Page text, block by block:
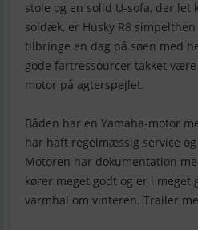
stole og en solid U-sofa, der
soldæk, er Husky R8
tilbringe en dag på søen med
gode fartressourcer takket
motor på agterspejlet.
Båden har en Yamaha-motor
har haft regelmæssig service
Motoren har dokumentation
kører meget godt og er i meget
varmhal om vinteren. Trailer